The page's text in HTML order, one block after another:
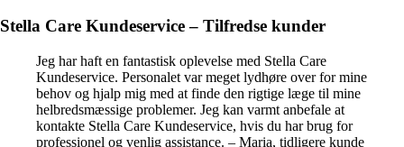
Stella Care Kundeservice – Tilfredse kunder
Jeg har haft en fantastisk oplevelse med Stella Care
Kundeservice. Personalet var meget lydhøre over for mine
behov og hjalp mig med at finde den rigtige læge til mine
helbredsmæssige problemer. Jeg kan varmt anbefale at
kontakte Stella Care Kundeservice, hvis du har brug for
professionel og venlig assistance. – Maria, tidligere kunde